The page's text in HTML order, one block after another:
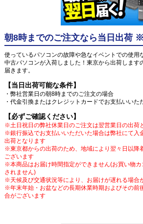
朝8時までのご注文なら当日出荷
使っているパソコンの故障や急なイベントでの使用
中古パソコンが入荷しました！東京から出荷します
届きます。
【当日出荷可能な条件】
・弊社営業日の朝8時までのご注文の場合
・代金引換またはクレジットカードでお支払いいた
【必ずご確認ください】
※土日祝日の弊社休業日のご注文は翌営業日の出荷
※銀行振込でお支払いいただいた場合は弊社にて入
出荷となります
※東京都からの出荷のため、地域により翌々日以降
ございます
※本商品はお届け時間指定ができません(お買い物
されません)
※天候及び交通状況等により、お届けが遅れる場合
※年末年始・お盆などの長期休業時期およびその前
合がございます